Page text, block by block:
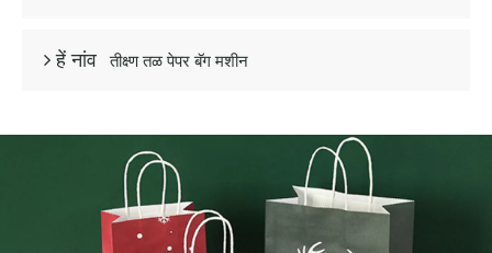
 हें नांव तीक्ष्ण तळ पेपर बॅग मशीन